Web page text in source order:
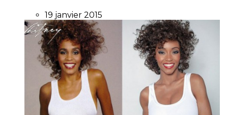
19 janvier 2015